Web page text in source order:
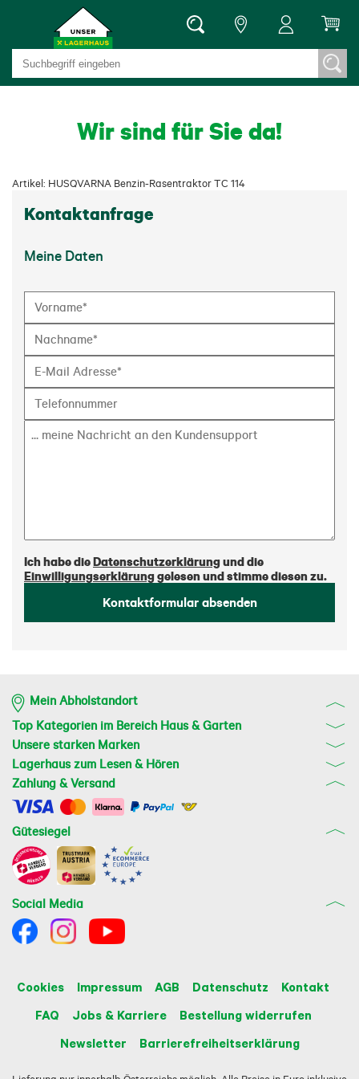
Wir sind für Sie da!
Artikel: HUSQVARNA Benzin-Rasentraktor TC 114
Kontaktanfrage
Meine Daten
Ich habe dieDatenschutzerklärungund die
Einwilligungserklärunggelesen und stimme diesen zu.
Kontaktformular absenden
Mein Abholstandort
Top Kategorien im Bereich Haus & Garten
Unsere starken Marken
Lagerhaus zum Lesen & Hören
Zahlung & Versand
Gütesiegel
Social Media
Cookies Impressum AGB Datenschutz
Kontakt
FAQ
Jobs & Karriere
Bestellung widerrufen
Newsletter
Barrierefreiheitserklärung